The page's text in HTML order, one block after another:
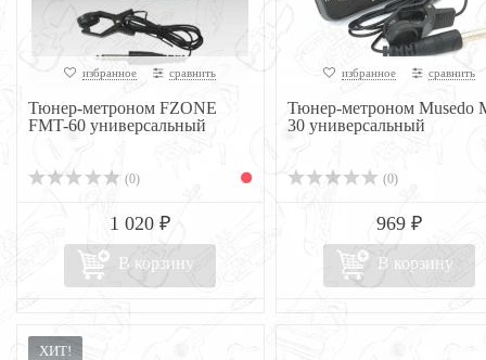
избранное сравнить
Тюнер-метроном FZONE
FMT-60 универсальный
(0)
1 020 ₽
В корзину
избранное сравнить
Тюнер-метроном Musedo
30 универсальный
(0)
969 ₽
В корзину
ХИТ!